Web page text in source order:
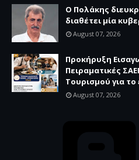
Ο Πολάκης
διαθέτει μία
August 07, 2026
Προκήρυξη
Πειραματικές
Τουρισμού για το
August 07, 2026